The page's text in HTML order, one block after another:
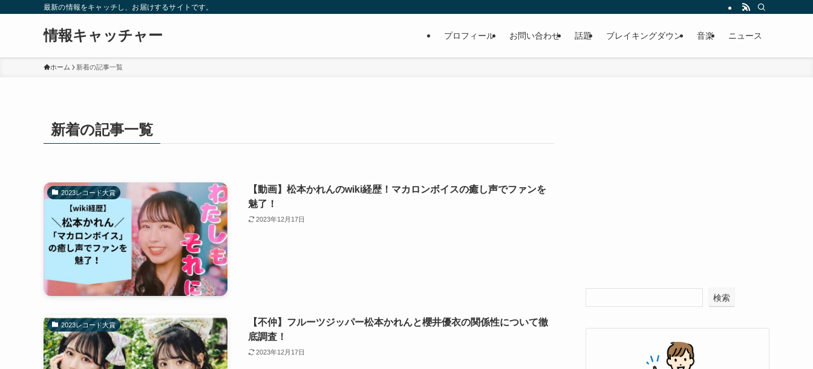
最新の情報をキャッチし、お届けするサイトです。
情報キャッチャー プロフィール お問い合わせ 話題 ブレイキングダウン 音楽 ニュース
ホーム 新着の記事一覧
新着の記事一覧
2023レコード大賞
【動画】松本かれんのwiki経歴！マカロンボイスの癒し声でファンを
魅了！
2023年12月17日
2023レコード大賞
【不仲】フルーツジッパー松本かれんと櫻井優衣の関係性について徹
底調査！
2023年12月17日
検索